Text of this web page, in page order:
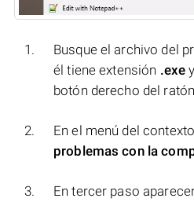
Busque el archivo del
él tiene extensión .exe
botón derecho del
En el menú del
problemas con la
En tercer paso